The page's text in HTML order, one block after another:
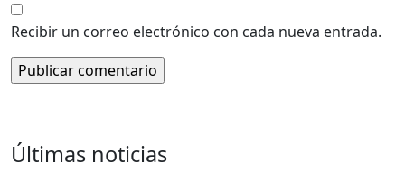
Recibir un correo electrónico con cada nueva entrada.
Últimas noticias